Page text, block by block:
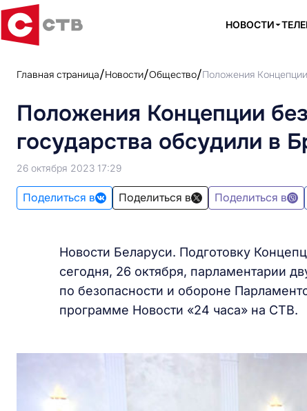
НОВОСТИ
Главная страница Новости Общество Положения
Положения Концепции
государства обсудили в
26 октября 2023 17:29
Поделиться в Поделиться в Поделиться в
Новости Беларуси. Подготовку
сегодня, 26 октября, парламентарии
по безопасности и обороне
программе Новости «24 часа» на СТВ.